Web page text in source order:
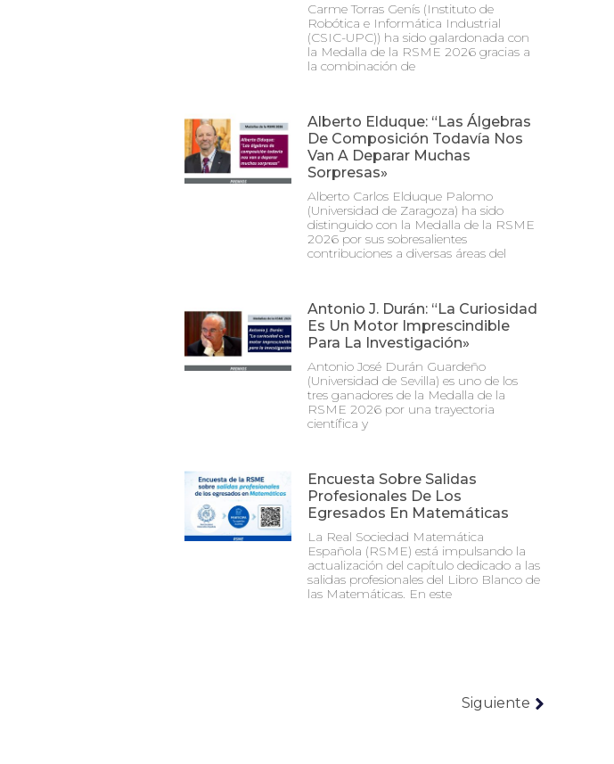
Carme Torras Genís (Instituto de
Robótica e Informática Industrial
(CSIC-UPC)) ha sido galardonada con
la Medalla de la RSME 2026 gracias a
la combinación de
Alberto Elduque: “Las Álgebras
De Composición Todavía Nos
Van A Deparar Muchas
Sorpresas»
Alberto Carlos Elduque Palomo
(Universidad de Zaragoza) ha sido
distinguido con la Medalla de la RSME
2026 por sus sobresalientes
contribuciones a diversas áreas del
Antonio J. Durán: “La Curiosidad
Es Un Motor Imprescindible
Para La Investigación»
Antonio José Durán Guardeño
(Universidad de Sevilla) es uno de los
tres ganadores de la Medalla de la
RSME 2026 por una trayectoria
científica y
Encuesta Sobre Salidas
Profesionales De Los
Egresados En Matemáticas
La Real Sociedad Matemática
Española (RSME) está impulsando la
actualización del capítulo dedicado a las
salidas profesionales del Libro Blanco de
las Matemáticas. En este
Siguiente